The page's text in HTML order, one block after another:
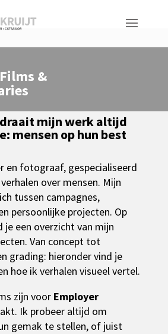
&
mijn werk altijd
mensen op hun best
en fotograaf, gespecialiseerd
over mensen. Mijn
tussen campagnes,
persoonlijke projecten. Op
je een overzicht van mijn
Van concept tot
grading: hieronder vind je
hoe ik verhalen visueel vertel.
zijn voor Employer
Ik probeer altijd om
gemak te stellen, of juist